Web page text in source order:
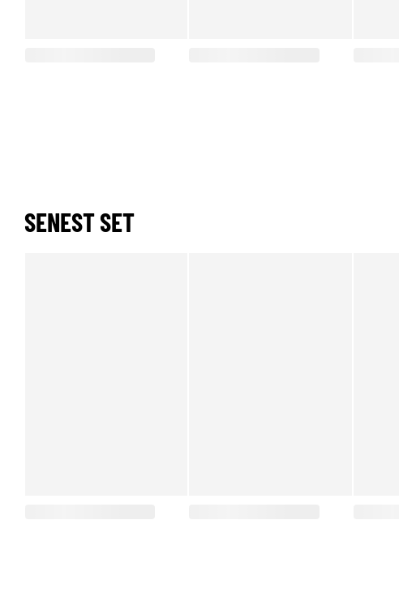
SENEST SET